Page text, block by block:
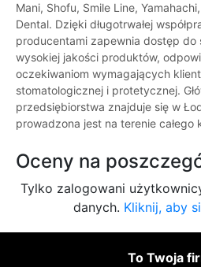
Mani, Shofu, Smile Line,
Dental. Dzięki długotrwałej
producentami zapewnia dostęp do
wysokiej jakości produktów,
oczekiwaniom wymagających
stomatologicznej i protetycznej.
przedsiębiorstwa znajduje się w
prowadzona jest na terenie całego
Oceny na
Tylko zalogowani
danych. Kliknij, aby
To Twoja